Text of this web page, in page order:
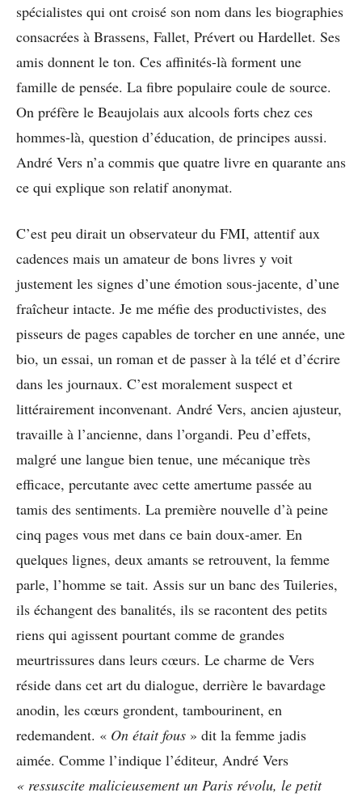
spécialistes qui ont croisé son nom dans les biographies
consacrées à Brassens, Fallet, Prévert ou Hardellet. Ses
amis donnent le ton. Ces affinités-là forment une
famille de pensée. La fibre populaire coule de source.
On préfère le Beaujolais aux alcools forts chez ces
hommes-là, question d’éducation, de principes aussi.
André Vers n’a commis que quatre livre en quarante ans
ce qui explique son relatif anonymat.
C’est peu dirait un observateur du FMI, attentif aux
cadences mais un amateur de bons livres y voit
justement les signes d’une émotion sous-jacente, d’une
fraîcheur intacte. Je me méfie des productivistes, des
pisseurs de pages capables de torcher en une année, une
bio, un essai, un roman et de passer à la télé et d’écrire
dans les journaux. C’est moralement suspect et
littérairement inconvenant. André Vers, ancien ajusteur,
travaille à l’ancienne, dans l’organdi. Peu d’effets,
malgré une langue bien tenue, une mécanique très
efficace, percutante avec cette amertume passée au
tamis des sentiments. La première nouvelle d’à peine
cinq pages vous met dans ce bain doux-amer. En
quelques lignes, deux amants se retrouvent, la femme
parle, l’homme se tait. Assis sur un banc des Tuileries,
ils échangent des banalités, ils se racontent des petits
riens qui agissent pourtant comme de grandes
meurtrissures dans leurs cœurs. Le charme de Vers
réside dans cet art du dialogue, derrière le bavardage
anodin, les cœurs grondent, tambourinent, en
redemandent. « On était fous » dit la femme jadis
aimée. Comme l’indique l’éditeur, André Vers
« ressuscite malicieusement un Paris révolu, le petit